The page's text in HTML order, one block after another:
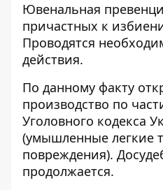
Ювенальная
причастных к
Проводятся
действия.
По данному факту
производство по
Уголовного кодекса
(умышленные легкие
повреждения).
продолжается.